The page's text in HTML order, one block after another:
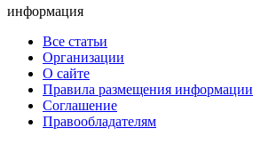
информация
Все статьи
Организации
О сайте
Правила размещения информации
Соглашение
Правообладателям